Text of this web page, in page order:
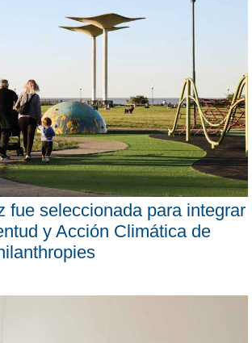
fue seleccionada para integrar
y Acción Climática de